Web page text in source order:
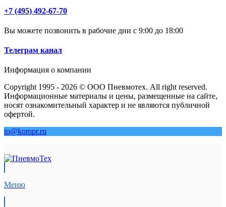
+7 (495) 492-67-70
Вы можете позвонить в рабочие дни с 9:00 до 18:00
Телеграм канал
Информация о компании
Copyright 1995 - 2026 © ООО Пневмотех. All right reserved.
Информационные материалы и цены, размещенные на сайте,
носят ознакомительный характер и не являются публичной
офертой.
to@kompr.ru
Меню